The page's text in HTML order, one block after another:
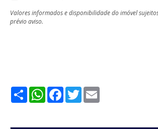
Valores informados e disponibilidade do imóvel
prévio aviso.
ShareWhatsApp
Facebook
Twitter